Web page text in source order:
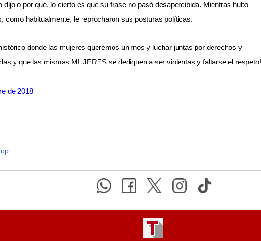
dijo o por qué, lo cierto es que su frase no pasó desapercibida. Mientras hubo
como habitualmente, le reprocharon sus posturas políticas.
donde las mujeres queremos unirnos y luchar juntas por derechos y
y que las mismas MUJERES se dediquen a ser violentas y faltarse el respeto!
de 2018